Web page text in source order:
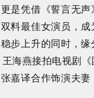
是凭借《誓言无
料最佳女演员，
步上升的同时，
海燕接拍电视剧《
嘉译合作饰演夫